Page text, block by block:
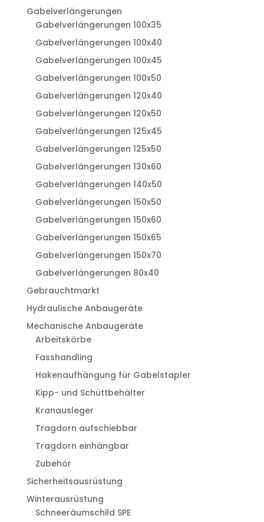
Gabelverlängerungen
Gabelverlängerungen 100x35
Gabelverlängerungen 100x40
Gabelverlängerungen 100x45
Gabelverlängerungen 100x50
Gabelverlängerungen 120x40
Gabelverlängerungen 120x50
Gabelverlängerungen 125x45
Gabelverlängerungen 125x50
Gabelverlängerungen 130x60
Gabelverlängerungen 140x50
Gabelverlängerungen 150x50
Gabelverlängerungen 150x60
Gabelverlängerungen 150x65
Gabelverlängerungen 150x70
Gabelverlängerungen 80x40
Gebrauchtmarkt
Hydraulische Anbaugeräte
Mechanische Anbaugeräte
Arbeitskörbe
Fasshandling
Hakenaufhängung für Gabelstapler
Kipp- und Schüttbehälter
Kranausleger
Tragdorn aufschiebbar
Tragdorn einhängbar
Zubehör
Sicherheitsausrüstung
Winterausrüstung
Schneeräumschild SPE